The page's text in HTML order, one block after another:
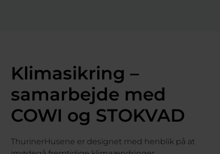
Klimasikring –
samarbejde med
COWI og STOKVAD
ThurinerHusene er designet med henblik på at